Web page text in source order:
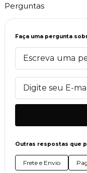
Perguntas
Faça uma pergunta
Outras respostas que
Frete e Envio